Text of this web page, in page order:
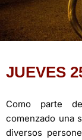
JUEVES
Como parte
comenzado una
diversos